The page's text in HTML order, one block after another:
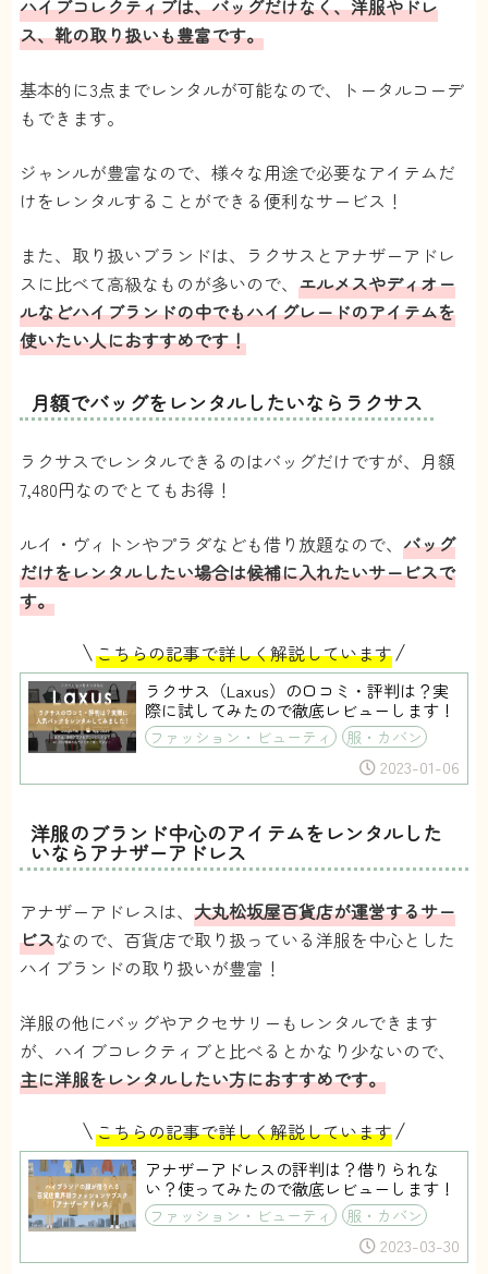
ハイブコレクティブは、バッグだけなく、洋服やドレ
ス、靴の取り扱いも豊富です。
基本的に3点までレンタルが可能なので、トータルコーデ
もできます。
ジャンルが豊富なので、様々な用途で必要なアイテムだ
けをレンタルすることができる便利なサービス！
また、取り扱いブランドは、ラクサスとアナザーアドレ
スに比べて高級なものが多いので、エルメスやディオー
ルなどハイブランドの中でもハイグレードのアイテムを
使いたい人におすすめです！
月額でバッグをレンタルしたいならラクサス
ラクサスでレンタルできるのはバッグだけですが、月額
7,480円なのでとてもお得！
ルイ・ヴィトンやプラダなども借り放題なので、バッグ
だけをレンタルしたい場合は候補に入れたいサービスで
す。
\こちらの記事で詳しく解説しています/
ラクサス（Laxus）の口コミ・評判は？実
際に試してみたので徹底レビューします！
ファッション・ビューティ 服・カバン
2023-01-06
洋服のブランド中心のアイテムをレンタルした
いならアナザーアドレス
アナザーアドレスは、大丸松坂屋百貨店が運営するサー
ビスなので、百貨店で取り扱っている洋服を中心とした
ハイブランドの取り扱いが豊富！
洋服の他にバッグやアクセサリーもレンタルできます
が、ハイブコレクティブと比べるとかなり少ないので、
主に洋服をレンタルしたい方におすすめです。
\こちらの記事で詳しく解説しています/
アナザーアドレスの評判は？借りられな
い？使ってみたので徹底レビューします！
ファッション・ビューティ 服・カバン
2023-03-30